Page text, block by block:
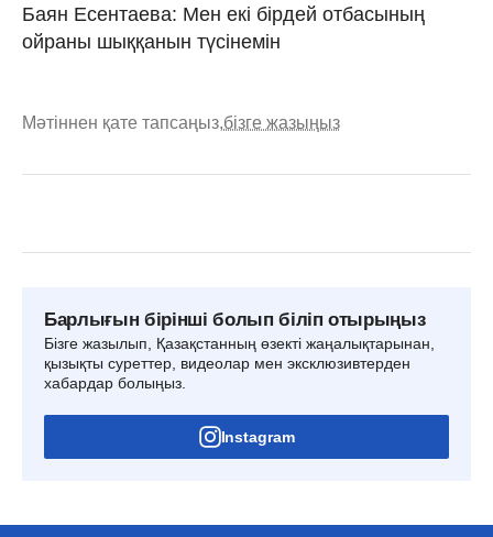
Баян Есентаева: Мен екі бірдей отбасының
ойраны шыққанын түсінемін
Мәтіннен қате тапсаңыз,бізге жазыңыз
Барлығын бірінші болып біліп отырыңыз
Бізге жазылып, Қазақстанның өзекті жаңалықтарынан,
қызықты суреттер, видеолар мен эксклюзивтерден
хабардар болыңыз.
Instagram